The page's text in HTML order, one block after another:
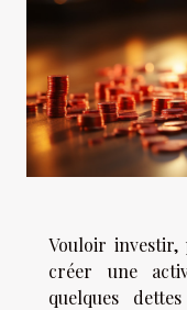
Vouloir investir,
créer une
quelques